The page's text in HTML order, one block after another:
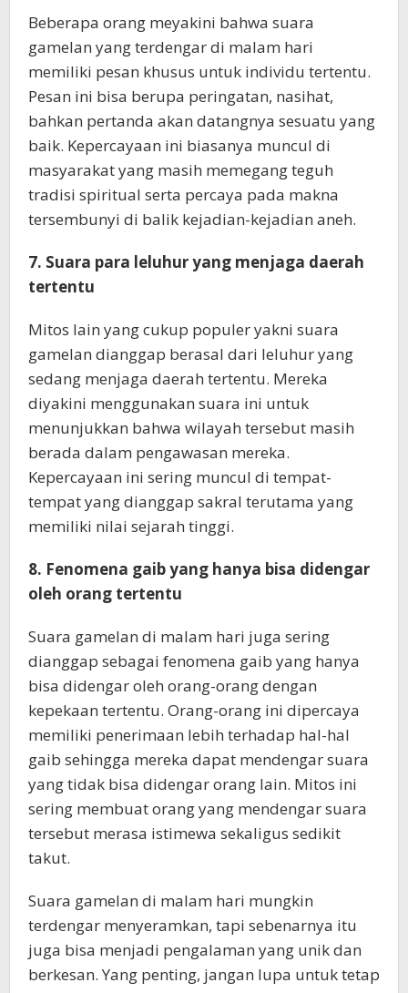
Beberapa orang meyakini bahwa suara
gamelan yang terdengar di malam hari
memiliki pesan khusus untuk individu tertentu.
Pesan ini bisa berupa peringatan, nasihat,
bahkan pertanda akan datangnya sesuatu yang
baik. Kepercayaan ini biasanya muncul di
masyarakat yang masih memegang teguh
tradisi spiritual serta percaya pada makna
tersembunyi di balik kejadian-kejadian aneh.
7. Suara para leluhur yang menjaga daerah
tertentu
Mitos lain yang cukup populer yakni suara
gamelan dianggap berasal dari leluhur yang
sedang menjaga daerah tertentu. Mereka
diyakini menggunakan suara ini untuk
menunjukkan bahwa wilayah tersebut masih
berada dalam pengawasan mereka.
Kepercayaan ini sering muncul di tempat-
tempat yang dianggap sakral terutama yang
memiliki nilai sejarah tinggi.
8. Fenomena gaib yang hanya bisa didengar
oleh orang tertentu
Suara gamelan di malam hari juga sering
dianggap sebagai fenomena gaib yang hanya
bisa didengar oleh orang-orang dengan
kepekaan tertentu. Orang-orang ini dipercaya
memiliki penerimaan lebih terhadap hal-hal
gaib sehingga mereka dapat mendengar suara
yang tidak bisa didengar orang lain. Mitos ini
sering membuat orang yang mendengar suara
tersebut merasa istimewa sekaligus sedikit
takut.
Suara gamelan di malam hari mungkin
terdengar menyeramkan, tapi sebenarnya itu
juga bisa menjadi pengalaman yang unik dan
berkesan. Yang penting, jangan lupa untuk tetap